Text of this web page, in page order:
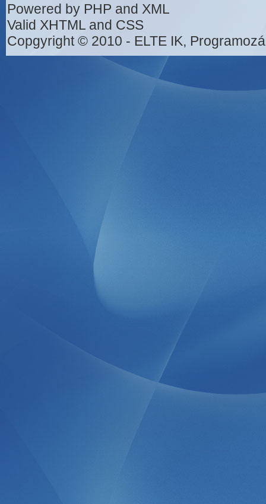
Powered by PHP and XML
Valid XHTML and CSS
Copgyright © 2010 - ELTE IK,